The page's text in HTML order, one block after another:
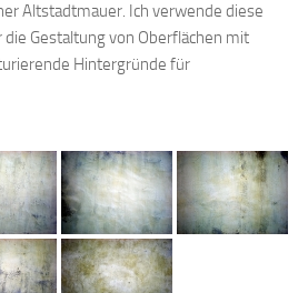
Altstadtmauer. Ich verwende diese
Gestaltung von Oberflächen mit
Hintergründe für